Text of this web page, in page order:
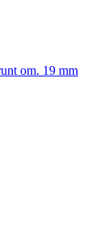
om. 19 mm